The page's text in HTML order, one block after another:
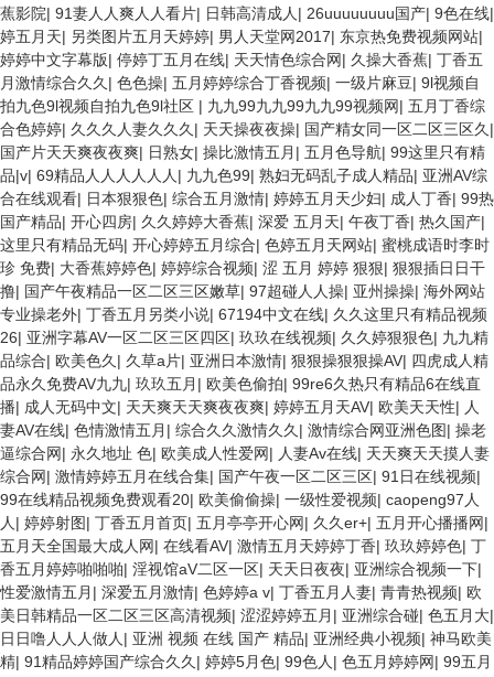
蕉影院| 91妻人人爽人人看片| 日韩高清成人 | 26uuuuuuuu国产| 9色在线|
婷五月天| 另类图片五月天婷婷| 男人天堂网2017| 东京热免费视频网站|
婷婷中文字幕版| 停婷丁五月在线| 天天情色综合网| 久操大香蕉| 丁香五
月激情综合久久 | 色色操| 五月婷婷综合丁香视频| 一级片麻豆| 9l视频自
拍九色9l视频自拍九色9l社区 | 九九99九九99九九99视频网| 五月丁香综
合色婷婷| 久久久人妻久久久 | 天天操夜夜操| 国产精女同一区二区三区久 |
国产片天天爽夜夜爽| 日熟女| 操比激情五月 | 五月色导航| 99这里只有精
品|v| 69精品人人人人人人 | 九九色99| 熟妇无码乱子成人精品| 亚洲AV综
合在线观看| 日本狠狠色| 综合五月激情| 婷婷五月天少妇| 成人丁香| 99热
国产精品| 开心四房| 久久婷婷大香蕉| 深爱 五月天| 午夜丁香| 热久国产|
这里只有精品无码| 开心婷婷五月综合| 色婷五月天网站| 蜜桃成语时李时
珍 免费| 大香蕉婷婷色| 婷婷综合视频| 涩 五月 婷婷 狠狠| 狠狠插日日干
撸| 国产午夜精品一区二区三区嫩草| 97超碰人人操| 亚州操操| 海外网站
专业操老外| 丁香五月另类小说| 67194中文在线| 久久这里只有精品视频
26| 亚洲字幕AV一区二区三区四区| 玖玖在线视频| 久久婷狠狠色| 九九精
品综合| 欧美色久 | 久草a片| 亚洲日本激情| 狠狠操狠狠操AV| 四虎成人精
品永久免费AV九九| 玖玖五月 | 欧美色偷拍| 99re6久热只有精品6在线直
播| 成人无码中文| 天天爽天天爽夜夜爽| 婷婷五月天AV| 欧美天天性| 人
妻AV在线| 色情激情五月 | 综合久久激情久久 | 激情综合网亚洲色图| 操老
逼综合网| 永久地址 色| 欧美成人性爱网| 人妻Av在线| 天天爽天天摸人妻
综合网| 激情婷婷五月在线合集| 国产午夜一区二区三区| 91日在线视频|
99在线精品视频免费观看20| 欧美偷偷操| 一级性爱视频| caopeng97人
人 | 婷婷射图| 丁香五月首页| 五月亭亭开心网| 久久er+| 五月开心播播网|
五月天全国最大成人网| 在线看AV| 激情五月天婷婷丁香| 玖玖婷婷色| 丁
香五月婷婷啪啪啪| 淫视馆aV二区一区| 天天日夜夜| 亚洲综合视频一下|
性爱激情五月 | 深爱五月激情| 色婷婷a v| 丁香五月人妻| 青青热视频| 欧
美日韩精品一区二区三区高清视频| 涩涩婷婷五月 | 亚洲综合碰| 色五月大|
日日噜人人人做人 | 亚洲 视频 在线 国产 精品| 亚洲经典小视频| 神马欧美
精| 91精品婷婷国产综合久久 | 婷婷5月色| 99色人 | 色五月婷婷网| 99五月